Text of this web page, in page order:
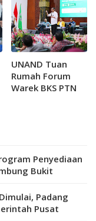
UNAND Tuan
Rumah Forum
Warek BKS PTN
Penyediaan
Bukit
Padang
Pusat